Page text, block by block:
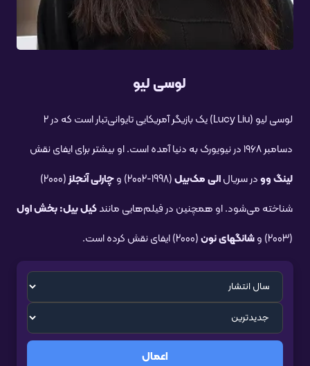
لوسی لیو
لوسی لیو (Lucy Liu) یک بازیگر آمریکایی تایوانی‌تبار است که در ۲
دسامبر ۱۹۶۸ در نیویورک به دنیا آمده است. او بیشتر برای ایفای نقش
لینگ وودر سریالالی مک‌بیل(1998-2002) و چارلی آنجلز
(2000)
شناخته می‌شود. او همچنین در فیلم‌هایی مانندکیل بیل: بخش اول
(2003) و
شانگهای نون(2000) ایفای نقش کرده است.
اعمال